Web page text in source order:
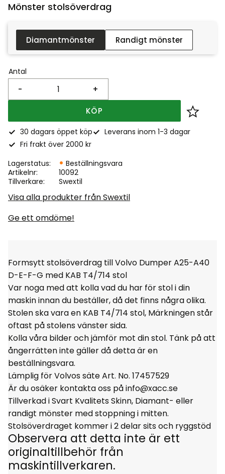
Mönster stolsöverdrag :
Diamantmönster Randigt mönster
Antal
+
-
KÖP Lägg
30 dagars öppet köp
Leverans inom 1-3 dagar
Fri frakt över 2000 kr
Lagerstatus
Beställningsvara
Artikelnr
10092
Tillverkare
Swextil
Visa alla produkter från Swextil
Ge ett omdöme!
Formsytt stolsöverdrag till Volvo Dumper A25-A40
D-E-F-G med KAB T4/714 stol
Var noga med att kolla vad du har för stol i din
maskin innan du beställer, då det finns några olika.
Stolen ska vara en KAB T4/714 stol, Märkningen står
oftast på stolens vänster sida.
Kolla våra bilder och jämför mot din stol. Tänk på att
ångerrätten inte gäller då detta är en
beställningsvara.
Lämplig för Volvos säte Art. No. 17457529
Är du osäker kontakta oss på info@xacc.se
Tillverkad i Svart Kvalitets Skinn, Diamant- eller
randigt mönster med stoppning i mitten.
Stolsöverdraget kommer i 2 delar sits och ryggstöd
Observera att detta inte är ett
originaltillbehör från
maskintillverkaren.